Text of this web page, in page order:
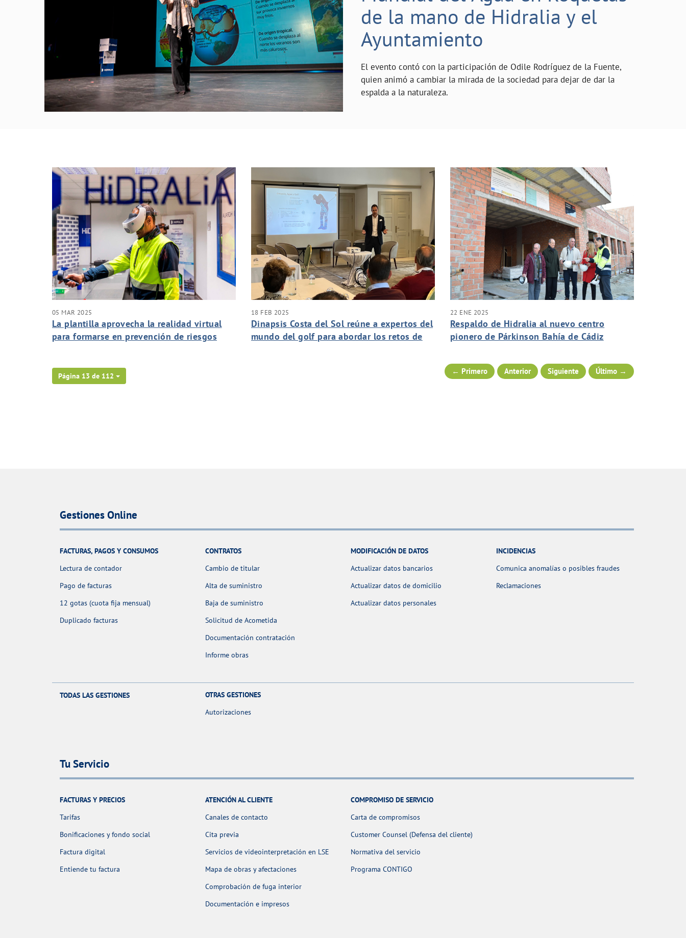
de la mano de Hidralia y el
Ayuntamiento
El evento contó con la participación de Odile Rodríguez de la Fuente,
quien animó a cambiar la mirada de la sociedad para dejar de dar la
espalda a la naturaleza.
05 MAR 2025
La plantilla aprovecha la realidad virtual
para formarse en prevención de riesgos
18 FEB 2025
Dinapsis Costa del Sol reúne a expertos del
mundo del golf para abordar los retos de
22 ENE 2025
Respaldo de Hidralia al nuevo centro
pionero de Párkinson Bahía de Cádiz
Página 13 de 112
← Primero Anterior Siguiente Último →
Gestiones Online
FACTURAS, PAGOS Y CONSUMOS
Lectura de contador
Pago de facturas
12 gotas (cuota fija mensual)
Duplicado facturas
CONTRATOS
Cambio de titular
Alta de suministro
Baja de suministro
Solicitud de Acometida
Documentación contratación
Informe obras
MODIFICACIÓN DE DATOS
Actualizar datos bancarios
Actualizar datos de domicilio
Actualizar datos personales
INCIDENCIAS
Comunica anomalías o posibles fraudes
Reclamaciones
TODAS LAS GESTIONES
OTRAS GESTIONES
Autorizaciones
Tu Servicio
FACTURAS Y PRECIOS
Tarifas
Bonificaciones y fondo social
Factura digital
Entiende tu factura
ATENCIÓN AL CLIENTE
Canales de contacto
Cita previa
Servicios de videointerpretación en LSE
Mapa de obras y afectaciones
Comprobación de fuga interior
Documentación e impresos
COMPROMISO DE SERVICIO
Carta de compromisos
Customer Counsel (Defensa del cliente)
Normativa del servicio
Programa CONTIGO